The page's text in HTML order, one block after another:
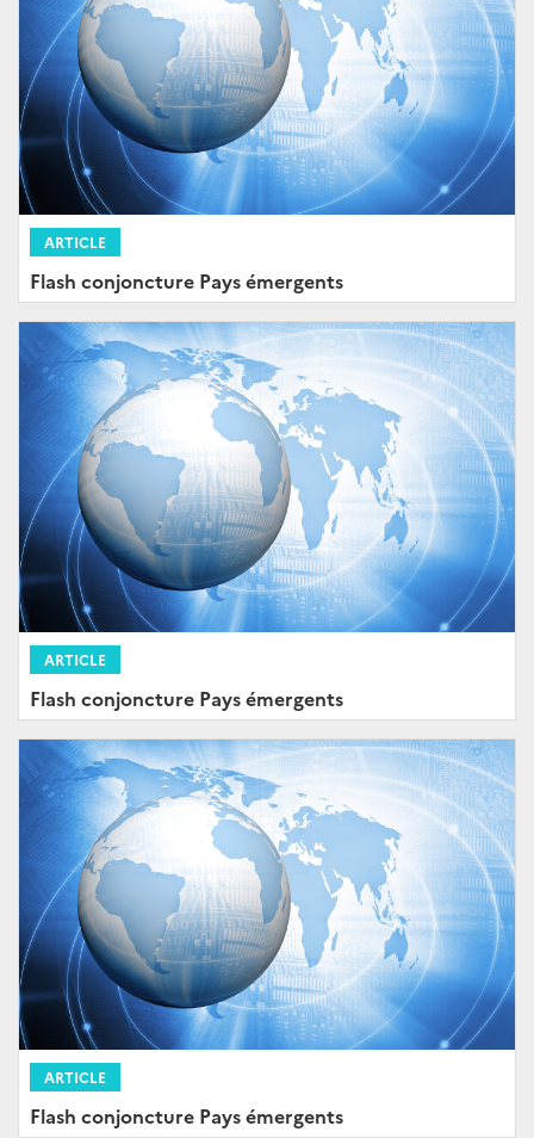
ARTICLE
Flash conjoncture Pays émergents
ARTICLE
Flash conjoncture Pays émergents
ARTICLE
Flash conjoncture Pays émergents